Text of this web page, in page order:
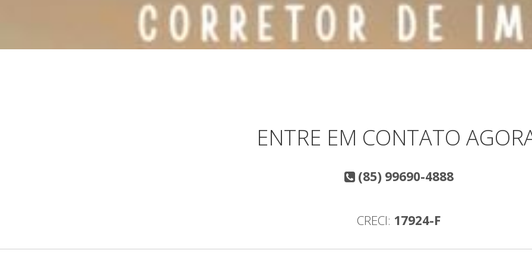
ENTRE EM CONTATO
(85) 99690-4888
CRECI: 17924-F